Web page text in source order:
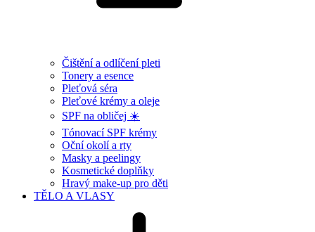
Čištění a odlíčení pleti
Tonery a esence
Pleťová séra
Pleťové krémy a oleje
SPF na obličej ☀️
Tónovací SPF krémy
Oční okolí a rty
Masky a peelingy
Kosmetické doplňky
Hravý make-up pro děti
TĚLO A VLASY